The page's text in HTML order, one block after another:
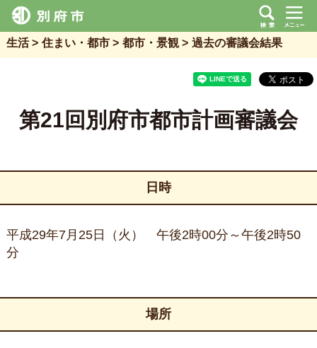
生活 住まい・都市 都市・景観 過去の審議会結果
第21回別府市都市計画審議会
日時
平成29年7月25日（火） 午後2時00分～午後2時50
分
場所